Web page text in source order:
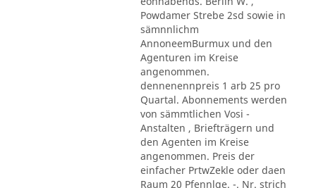
Powdamer Strebe 2sd sowie in
sämnnlichm
AnnoneemBurmux und den
Agenturen im Kreise
angenommen.
dennenennpreis 1 arb 25 pro
Quartal. Abonnements werden
von sämmtlichen Vosi -
Anstalten , Briefträgern und
den Agenten im Kreise
angenommen. Preis der
einfacher PrtwZekle oder daen
Raum 20 Pfennlge. -. Nr. strich